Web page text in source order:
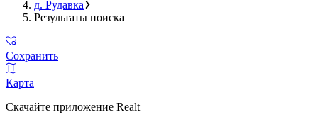
д. Рудавка
Результаты поиска
Сохранить
Карта
Скачайте приложение Realt